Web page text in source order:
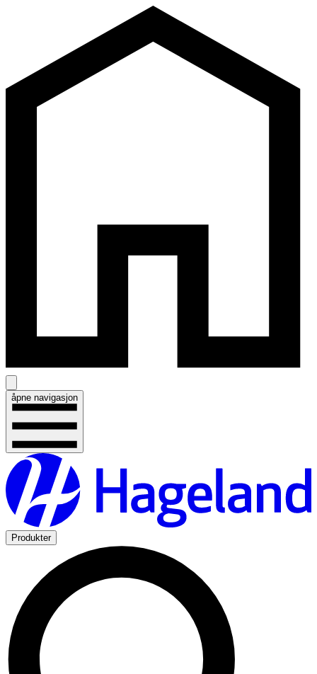
åpne navigasjon
Produkter